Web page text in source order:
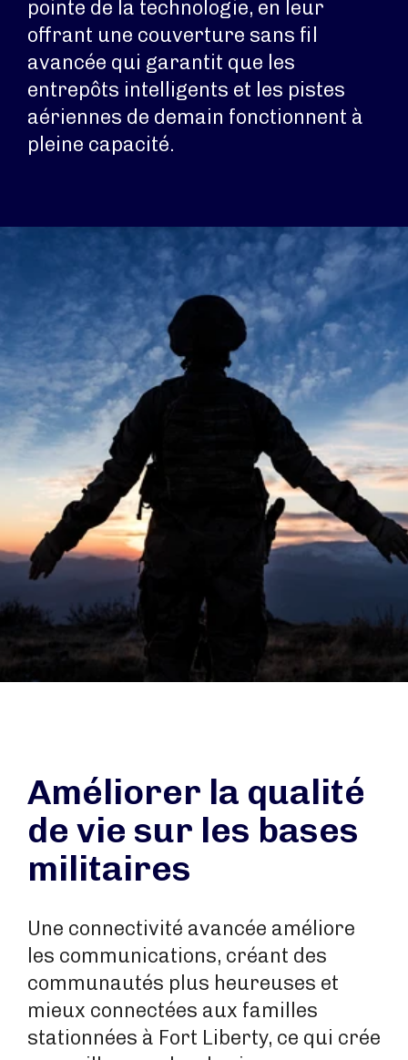
pointe de la technologie, en leur
offrant une couverture sans fil
avancée qui garantit que les
entrepôts intelligents et les pistes
aériennes de demain fonctionnent à
pleine capacité.
Améliorer la qualité
de vie sur les bases
militaires
Une connectivité avancée améliore
les communications, créant des
communautés plus heureuses et
mieux connectées aux familles
stationnées à Fort Liberty, ce qui crée